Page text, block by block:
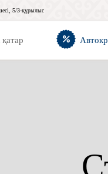
5/3-құрылыс